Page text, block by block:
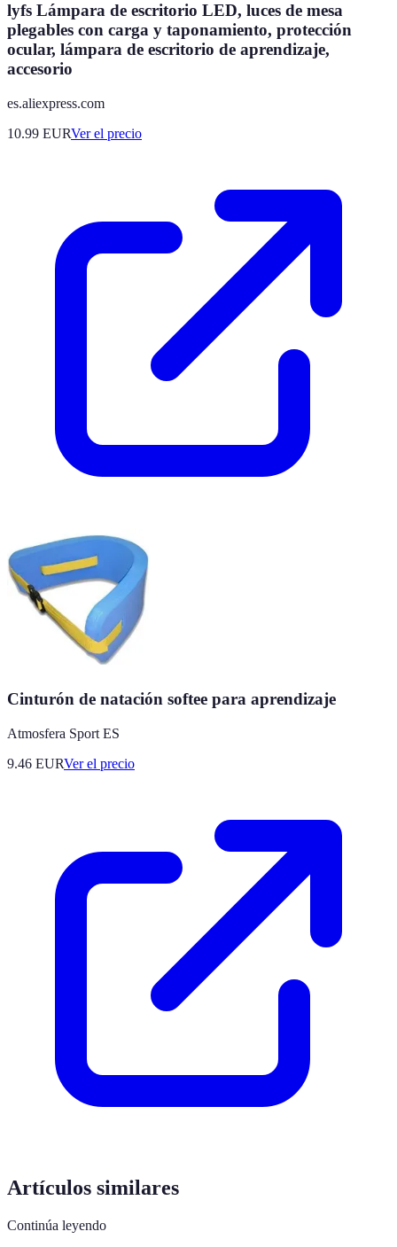
lyfs Lámpara de escritorio LED, luces de mesa
plegables con carga y taponamiento, protección
ocular, lámpara de escritorio de aprendizaje,
accesorio
es.aliexpress.com
10.99 EURVer el precio
Cinturón de natación softee para aprendizaje
Atmosfera Sport ES
9.46 EURVer el precio
Artículos similares
Continúa leyendo